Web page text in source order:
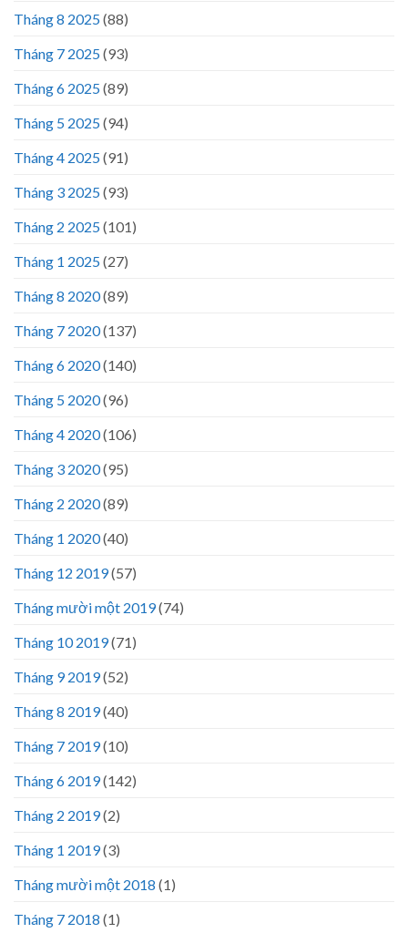
Tháng 8 2025(88)
Tháng 7 2025(93)
Tháng 6 2025(89)
Tháng 5 2025(94)
Tháng 4 2025(91)
Tháng 3 2025(93)
Tháng 2 2025(101)
Tháng 1 2025(27)
Tháng 8 2020(89)
Tháng 7 2020(137)
Tháng 6 2020(140)
Tháng 5 2020(96)
Tháng 4 2020(106)
Tháng 3 2020(95)
Tháng 2 2020(89)
Tháng 1 2020(40)
Tháng 12 2019(57)
Tháng mười một 2019(74)
Tháng 10 2019(71)
Tháng 9 2019(52)
Tháng 8 2019(40)
Tháng 7 2019(10)
Tháng 6 2019(142)
Tháng 2 2019(2)
Tháng 1 2019(3)
Tháng mười một 2018 (1)
Tháng 7 2018 (1)